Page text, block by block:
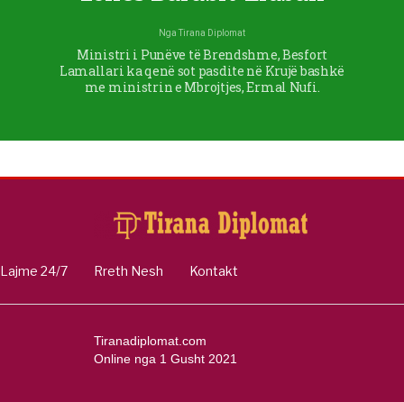
NgaTirana Diplomat
Ministri i Punëve të Brendshme, Besfort
Lamallari ka qenë sot pasdite në Krujë bashkë
me ministrin e Mbrojtjes, Ermal Nufi.
Lajme 24/7 Rreth Nesh Kontakt
Tiranadiplomat.com
Online nga 1 Gusht 2021